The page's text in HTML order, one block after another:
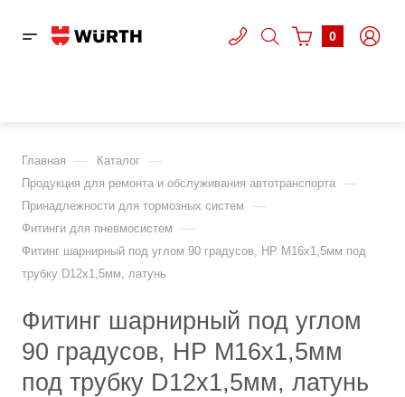
0
Главная — Каталог —
Продукция для ремонта и обслуживания автотранспорта —
Принадлежности для тормозных систем —
Фитинги для пневмосистем —
Фитинг шарнирный под углом 90 градусов, НР M16x1,5мм под
трубку D12x1,5мм, латунь
Фитинг шарнирный под углом
90 градусов, НР M16x1,5мм
под трубку D12x1,5мм, латунь